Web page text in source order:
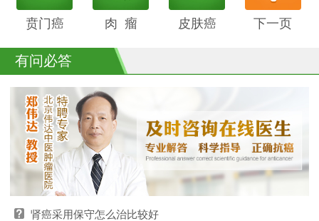
下一页
贲门癌 阴茎癌肉 瘤 白血病皮肤癌
有问必答
肾癌采用保守怎么治比较好